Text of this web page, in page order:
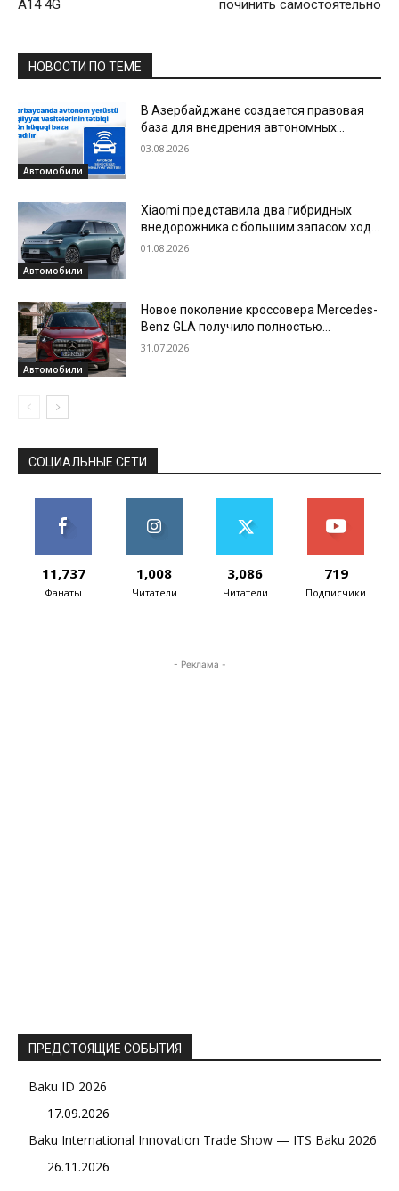
A14 4G
починить самостоятельно
НОВОСТИ ПО ТЕМЕ
Автомобили
В Азербайджане создается правовая
база для внедрения автономных
наземных транспортных средств
03.08.2026
Автомобили
Xiaomi представила два гибридных
внедорожника с большим запасом хода
— SkyNomad N70 Max и N90 Max
01.08.2026
Автомобили
Новое поколение кроссовера Mercedes-
Benz GLA получило полностью
электрическую версию
31.07.2026
СОЦИАЛЬНЫЕ СЕТИ
11,737
Фанаты
1,008
Читатели
3,086
Читатели
719
Подписчики
- Реклама -
ПРЕДСТОЯЩИЕ СОБЫТИЯ
Baku ID 2026
17.09.2026
Baku International Innovation Trade Show — ITS Baku 2026
26.11.2026